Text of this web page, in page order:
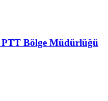
Bölge Müdürlüğü